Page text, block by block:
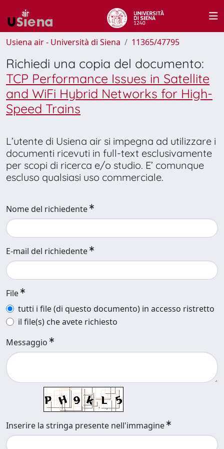
Usiena air - Università di Siena 11365/47795
Richiedi una copia del documento:
TCP Performance Issues in Satellite
and WiFi Hybrid Networks for High-
Speed Trains
L’utente di Usiena air si impegna ad utilizzare i
documenti ricevuti in full-text esclusivamente
per scopi di ricerca e/o studio. E’ comunque
escluso qualsiasi uso commerciale.
Nome del richiedente
E-mail del richiedente
File
tutti i file (di questo documento) in accesso ristretto
il file(s) che avete richiesto
Messaggio
Inserire la stringa presente nell'immagine